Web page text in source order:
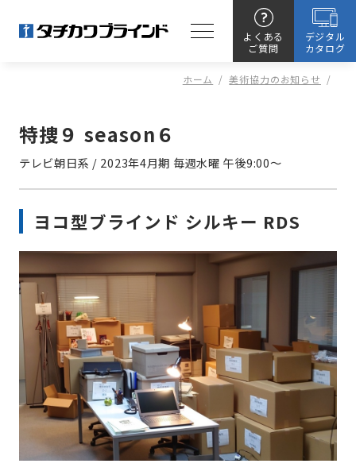
よくある
ご質問
デジタル
カタログ
ホーム / 美術協力のお知らせ /
特捜９ season６
テレビ朝日系 / 2023年4月期 毎週水曜 午後9:00～
ヨコ型ブラインド シルキー RDS